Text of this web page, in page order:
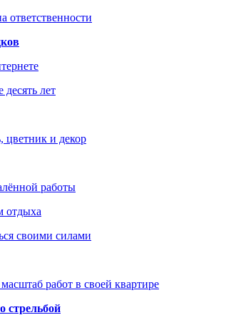
ответственности
лет
цветник и декор
работы
отдыха
своими силами
работ в своей квартире
стрельбой